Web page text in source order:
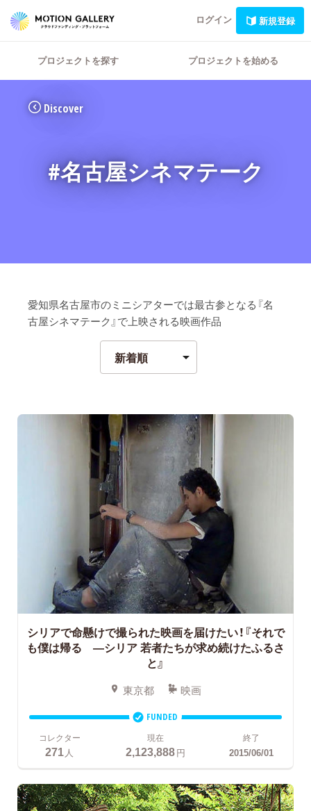
ログイン 新規登録
プロジェクトを探す プロジェクトを始める
Discover
#名古屋シネマテーク
愛知県名古屋市のミニシアターでは最古参となる『名
古屋シネマテーク』で上映される映画作品
シリアで命懸けで撮られた映画を届けたい！『それで
も僕は帰る —シリア 若者たちが求め続けたふるさ
と』
東京都 映画
FUNDED
コレクター
271 人
現在
2,123,888円
終了
2015/06/01